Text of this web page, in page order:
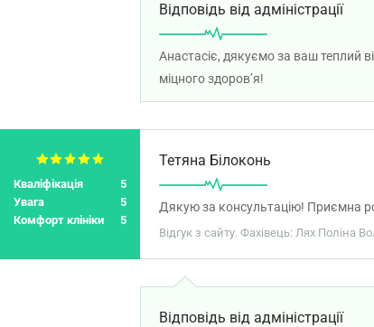
Відповідь від адміністрації
Анастасіє, дякуємо за ваш теплий
міцного здоров’я!
Кваліфікація
5
Увага
5
Комфорт клініки
5
Тетяна Білоконь
Дякую за консультацію! Приємна
Відгук з сайту. Фахівець: Лях Поліна
Відповідь від адміністрації